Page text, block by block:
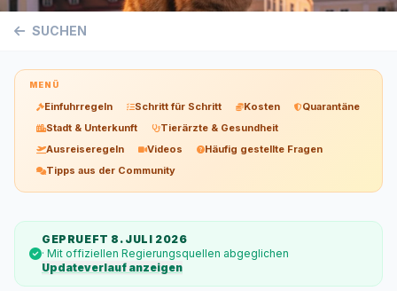
SUCHEN
MENÜ
Einfuhrregeln Schritt für Schritt Kosten
Quarantäne
Stadt & Unterkunft
Tierärzte & Gesundheit
Ausreiseregeln
Videos
Häufig gestellte Fragen
Tipps aus der Community
GEPRUEFT 8. JULI 2026
· Mit offiziellen Regierungsquellen abgeglichen
Updateverlauf anzeigen